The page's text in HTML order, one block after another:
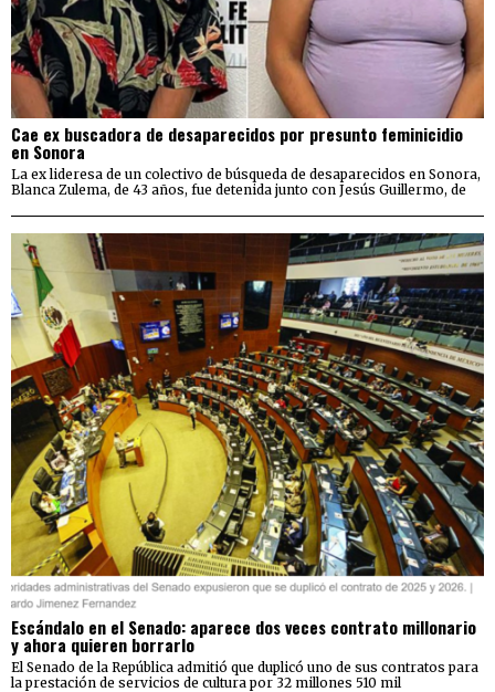
Cae ex buscadora de desaparecidos por presunto feminicidio
en Sonora
La ex lideresa de un colectivo de búsqueda de desaparecidos en Sonora,
Blanca Zulema, de 43 años, fue detenida junto con Jesús Guillermo, de
Escándalo en el Senado: aparece dos veces contrato millonario
y ahora quieren borrarlo
El Senado de la República admitió que duplicó uno de sus contratos para
la prestación de servicios de cultura por 32 millones 510 mil